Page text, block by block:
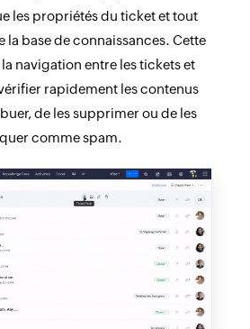
les propriétés du ticket et tout
la base de connaissances. Cette
navigation entre les tickets et
rapidement les contenus
de les supprimer ou de les
comme spam.